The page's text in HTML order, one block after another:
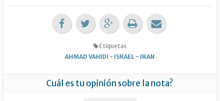
Etiquetas
AHMAD VAHIDI - ISRAEL - IRAN
Cuál es tu opinión sobre la nota?